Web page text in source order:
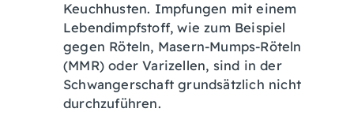
Keuchhusten. Impfungen mit einem
Lebendimpfstoff, wie zum Beispiel
gegen Röteln, Masern-Mumps-Röteln
(MMR) oder Varizellen, sind in der
Schwangerschaft grundsätzlich nicht
durchzuführen.